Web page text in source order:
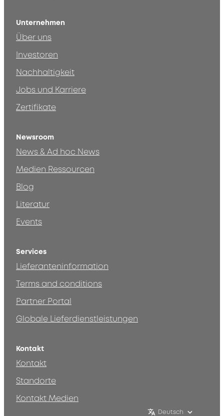
Unternehmen
Über uns
Investoren
Nachhaltigkeit
Jobs und Karriere
Zertifikate
Newsroom
News & Ad hoc News
Medien Ressourcen
Blog
Literatur
Events
Services
Lieferanteninformation
Terms and conditions
Partner Portal
Globale Lieferdienstleistungen
Kontakt
Kontakt
Standorte
Kontakt Medien
Deutsch